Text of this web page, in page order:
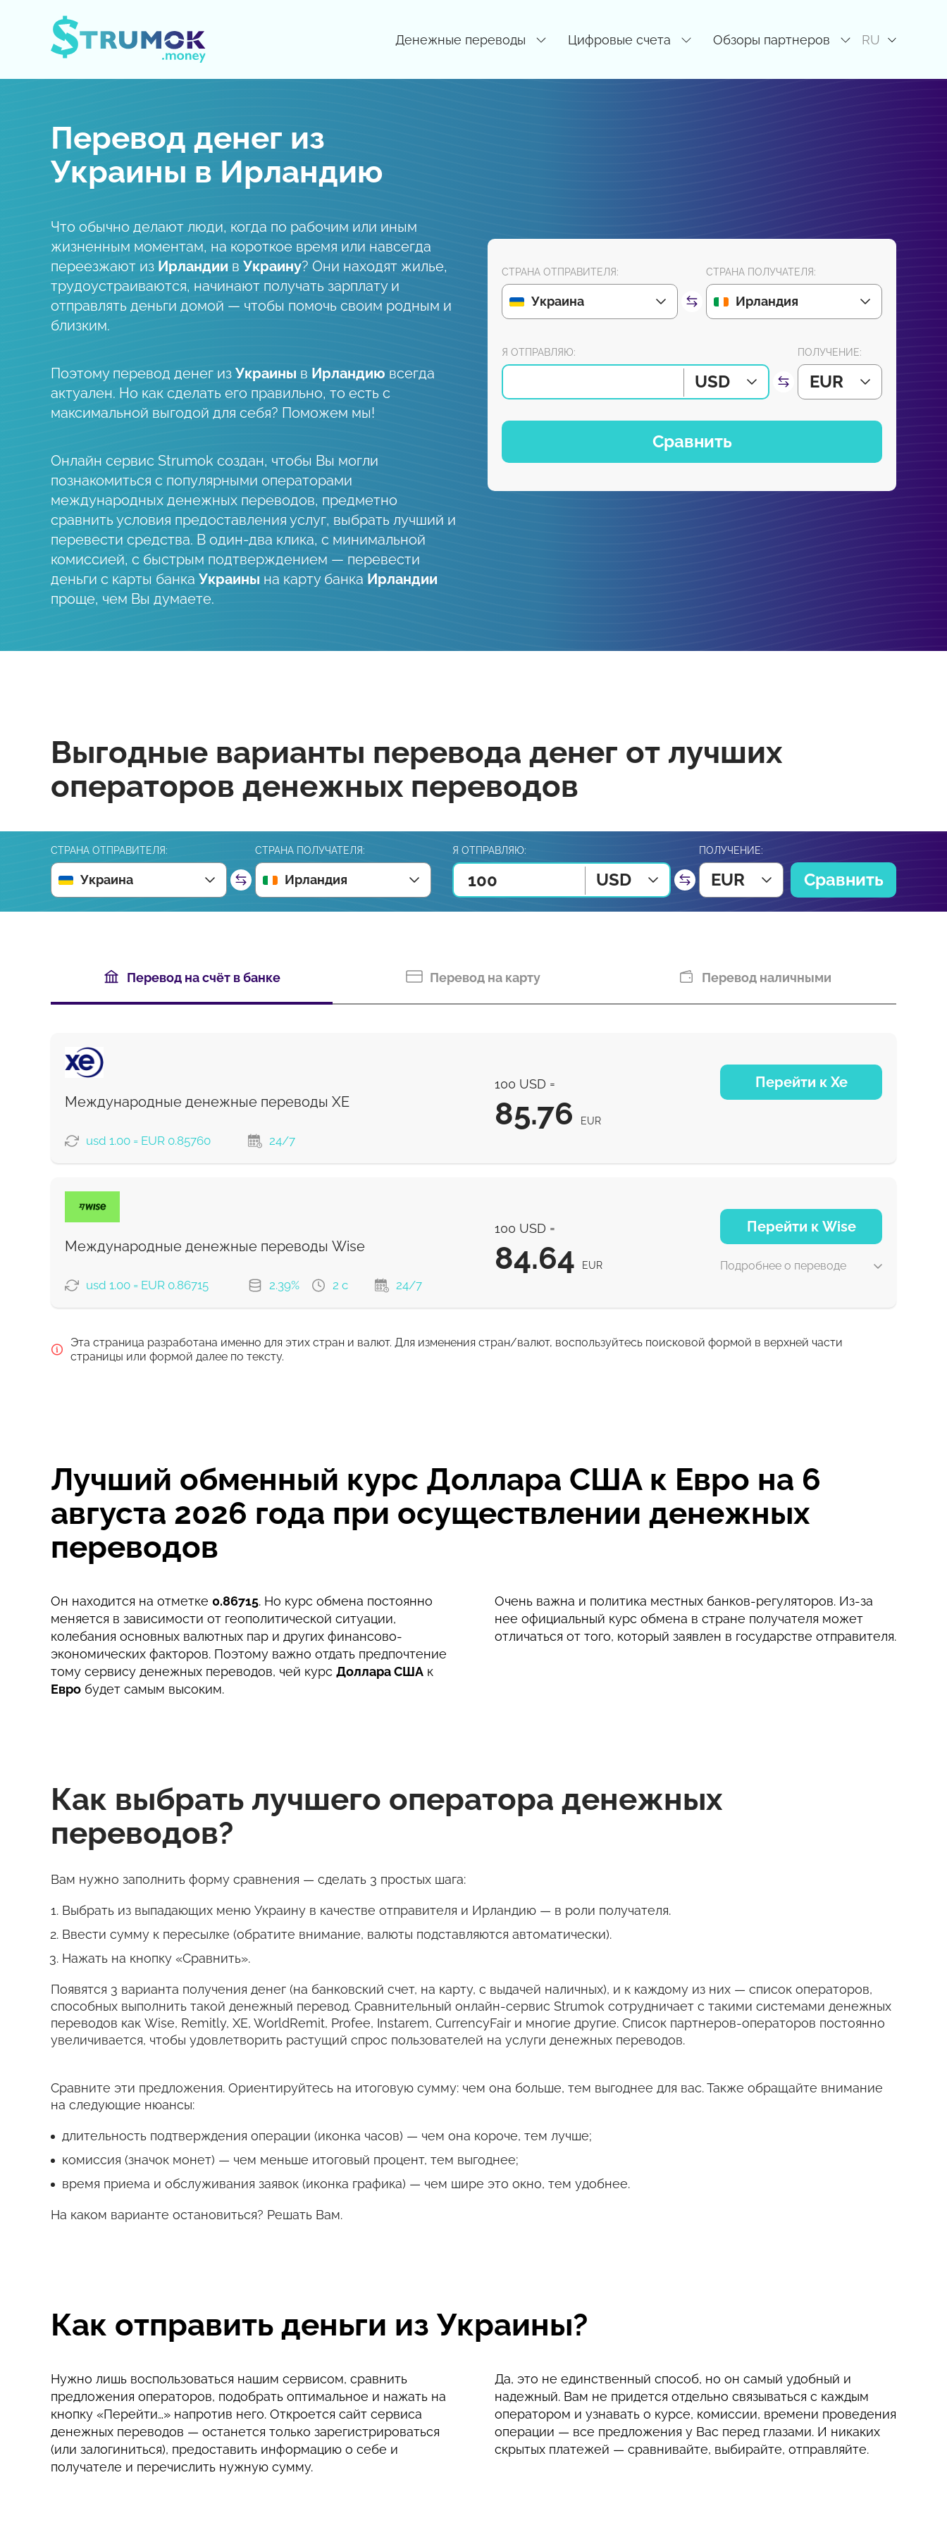
Денежные переводы Цифровые счета Обзоры партнеров RU
Перевод денег из
Украины в Ирландию
Что обычно делают люди, когда по рабочим или иным
жизненным моментам, на короткое время или навсегда
переезжают из Ирландии в Украину? Они находят жилье,
трудоустраиваются, начинают получать зарплату и
отправлять деньги домой — чтобы помочь своим родным и
близким.
Поэтому перевод денег из Украины в Ирландию всегда
актуален. Но как сделать его правильно, то есть с
максимальной выгодой для себя? Поможем мы!
Онлайн сервис Strumok создан, чтобы Вы могли
познакомиться с популярными операторами
международных денежных переводов, предметно
сравнить условия предоставления услуг, выбрать лучший и
перевести средства. В один-два клика, с минимальной
комиссией, с быстрым подтверждением — перевести
деньги c карты банка Украины на карту банка Ирландии
проще, чем Вы думаете.
СТРАНА ОТПРАВИТЕЛЯ:
Украина
СТРАНА ПОЛУЧАТЕЛЯ:
Ирландия
Я ОТПРАВЛЯЮ:
USD
ПОЛУЧЕНИЕ:
EUR
Сравнить
Выгодные варианты перевода денег от лучших
операторов денежных переводов
СТРАНА ОТПРАВИТЕЛЯ:
Украина
СТРАНА ПОЛУЧАТЕЛЯ:
Ирландия
Я ОТПРАВЛЯЮ:
USD
ПОЛУЧЕНИЕ:
EUR Сравнить
Перевод на счёт в банке Перевод на карту Перевод наличными
Международные денежные переводы ХЕ
usd 1.00 = EUR 0.85760 24/7
100 USD =
85.76 EUR
Перейти к Xe
NaN д
Комиссия Strumok, всегда 0%
Международные денежные переводы Wise
usd 1.00 = EUR 0.86715 2.39% 2 с 24/7
100 USD =
84.64 EUR
Перейти к Wise
Подробнее о переводе
Оплатить картой 84.64
Эта страница разработана именно для этих стран и валют. Для изменения стран/валют, воспользуйтесь поисковой формой в верхней части
страницы или формой далее по тексту.
Лучший обменный курс Доллара США к Евро на 6
августа 2026 года при осуществлении денежных
переводов
Он находится на отметке 0.86715. Но курс обмена постоянно
меняется в зависимости от геополитической ситуации,
колебания основных валютных пар и других финансово-
экономических факторов. Поэтому важно отдать предпочтение
тому сервису денежных переводов, чей курс Доллара США к
Евро будет самым высоким.
Очень важна и политика местных банков-регуляторов. Из-за
нее официальный курс обмена в стране получателя может
отличаться от того, который заявлен в государстве отправителя.
Как выбрать лучшего оператора денежных
переводов?
Вам нужно заполнить форму сравнения — сделать 3 простых шага:
Выбрать из выпадающих меню Украину в качестве отправителя и Ирландию — в роли получателя.
Ввести сумму к пересылке (обратите внимание, валюты подставляются автоматически).
Нажать на кнопку «Сравнить».
Появятся 3 варианта получения денег (на банковский счет, на карту, с выдачей наличных), и к каждому из них — список операторов,
способных выполнить такой денежный перевод. Сравнительный онлайн-сервис Strumok сотрудничает с такими системами денежных
переводов как Wise, Remitly, XE, WorldRemit, Profee, Instarem, CurrencyFair и многие другие. Список партнеров-операторов постоянно
увеличивается, чтобы удовлетворить растущий спрос пользователей на услуги денежных переводов.
Сравните эти предложения. Ориентируйтесь на итоговую сумму: чем она больше, тем выгоднее для вас. Также обращайте внимание
на следующие нюансы:
длительность подтверждения операции (иконка часов) — чем она короче, тем лучше;
комиссия (значок монет) — чем меньше итоговый процент, тем выгоднее;
время приема и обслуживания заявок (иконка графика) — чем шире это окно, тем удобнее.
На каком варианте остановиться? Решать Вам.
Как отправить деньги из Украины?
Нужно лишь воспользоваться нашим сервисом, сравнить
предложения операторов, подобрать оптимальное и нажать на
кнопку «Перейти…» напротив него. Откроется сайт сервиса
денежных переводов — останется только зарегистрироваться
(или залогиниться), предоставить информацию о себе и
получателе и перечислить нужную сумму.
Да, это не единственный способ, но он самый удобный и
надежный. Вам не придется отдельно связываться с каждым
оператором и узнавать о курсе, комиссии, времени проведения
операции — все предложения у Вас перед глазами. И никаких
скрытых платежей — сравнивайте, выбирайте, отправляйте.